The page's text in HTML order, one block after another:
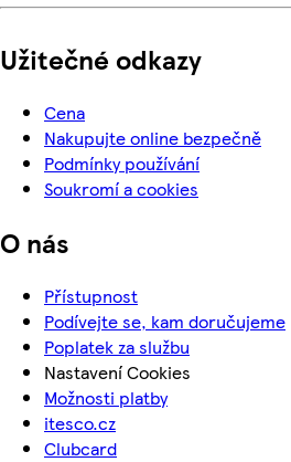
Užitečné odkazy
Cena
Nakupujte online bezpečně
Podmínky používání
Soukromí a cookies
O nás
Přístupnost
Podívejte se, kam doručujeme
Poplatek za službu
Nastavení Cookies
Možnosti platby
itesco.cz
Clubcard